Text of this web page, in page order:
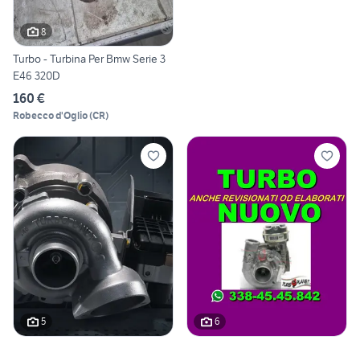
8
Turbo - Turbina Per Bmw Serie 3
E46 320D
160 €
Robecco d'Oglio(CR)
5 6